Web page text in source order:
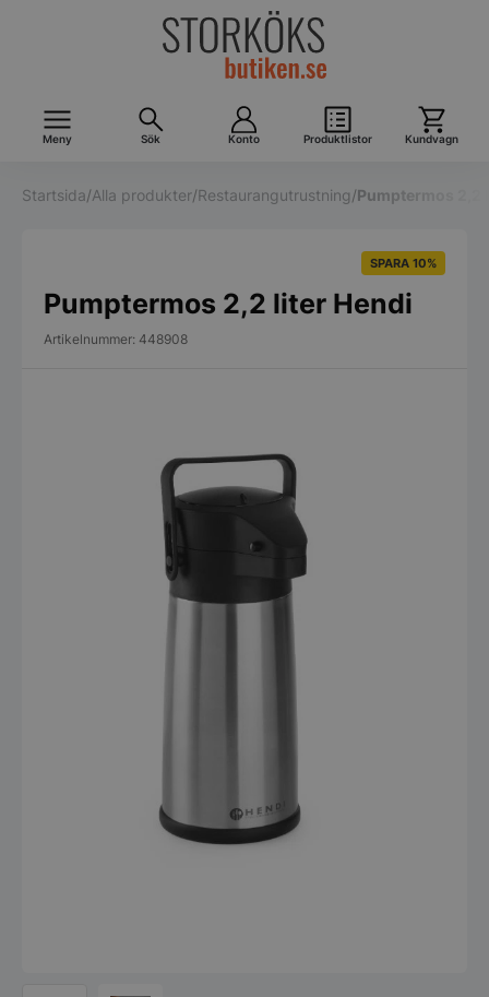
Meny Sök Konto Produktlistor Kundvagn
Startsida/Alla produkter/Restaurangutrustning/Pumptermos 2,2
SPARA 10%
Pumptermos 2,2 liter Hendi
Artikelnummer: 448908